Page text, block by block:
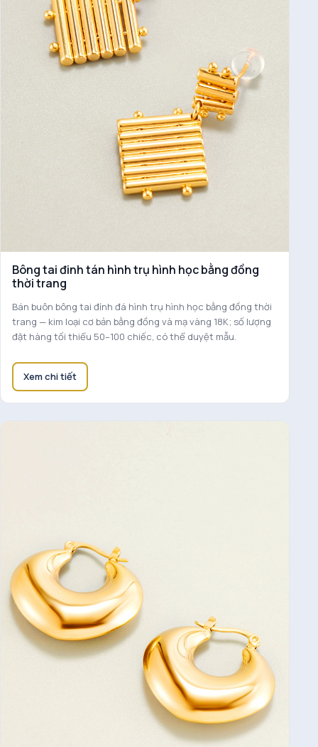
Bông tai đinh tán hình trụ hình học bằng đồng
thời trang
Bán buôn bông tai đính đá hình trụ hình học bằng đồng thời
trang — kim loại cơ bản bằng đồng và mạ vàng 18K; số lượng
đặt hàng tối thiểu 50–100 chiếc, có thể duyệt mẫu.
Xem chi tiết